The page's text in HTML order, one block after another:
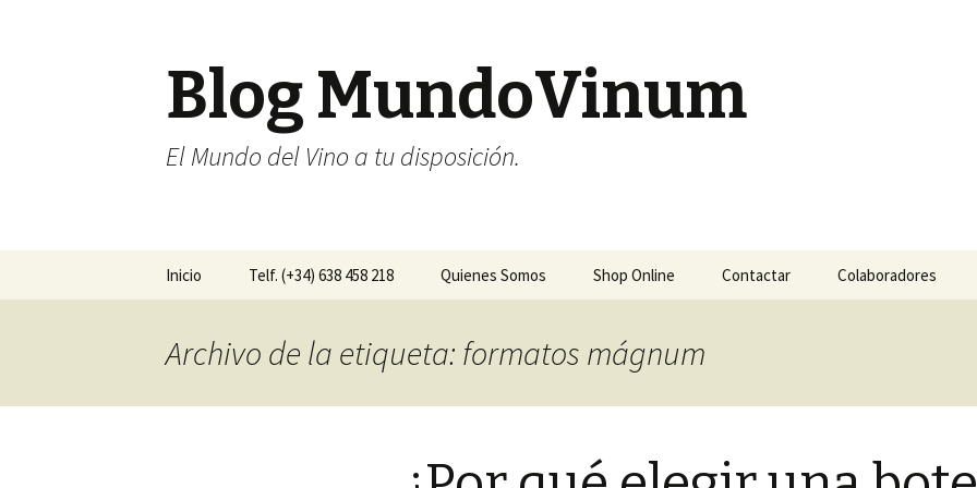
Blog MundoVinum
El Mundo del Vino a tu disposición.
Ir al contenido
Inicio Telf. (+34) 638 458 218 Quienes Somos Shop Online Contactar Colaboradores
Archivo de la etiqueta: formatos mágnum